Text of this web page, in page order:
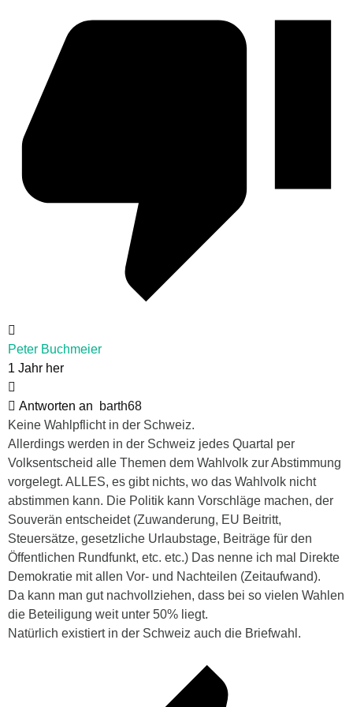
Peter Buchmeier
1 Jahr her
Antworten an
barth68
Keine Wahlpflicht in der Schweiz.
Allerdings werden in der Schweiz jedes Quartal per
Volksentscheid alle Themen dem Wahlvolk zur Abstimmung
vorgelegt. ALLES, es gibt nichts, wo das Wahlvolk nicht
abstimmen kann. Die Politik kann Vorschläge machen, der
Souverän entscheidet (Zuwanderung, EU Beitritt,
Steuersätze, gesetzliche Urlaubstage, Beiträge für den
Öffentlichen Rundfunkt, etc. etc.) Das nenne ich mal Direkte
Demokratie mit allen Vor- und Nachteilen (Zeitaufwand).
Da kann man gut nachvollziehen, dass bei so vielen Wahlen
die Beteiligung weit unter 50% liegt.
Natürlich existiert in der Schweiz auch die Briefwahl.